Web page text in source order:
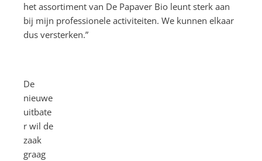
het assortiment van De Papaver Bio leunt sterk aan
bij mijn professionele activiteiten. We kunnen elkaar
dus versterken.”
De
nieuwe
uitbate
r wil de
zaak
graag